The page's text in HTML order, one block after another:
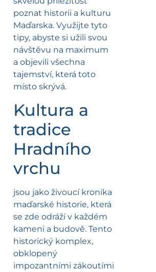
poznat historii a kulturu
Maďarska. Využijte tyto
tipy, abyste si užili svou
návštěvu na maximum
a objevili všechna
tajemství, která toto
místo skrývá.
Kultura a
tradice
Hradního
vrchu
jsou jako živoucí kronika
maďarské historie, která
se zde odráží v každém
kameni a budově. Tento
historický komplex,
obklopený
impozantními zákoutími